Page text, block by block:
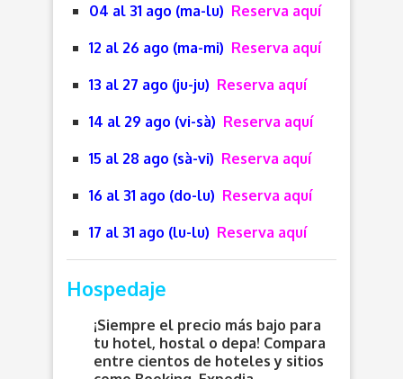
04 al 31 ago (ma-lu) Reserva aquí
12 al 26 ago (ma-mi) Reserva aquí
13 al 27 ago (ju-ju) Reserva aquí
14 al 29 ago (vi-sà) Reserva aquí
15 al 28 ago (sà-vi) Reserva aquí
16 al 31 ago (do-lu) Reserva aquí
17 al 31 ago (lu-lu) Reserva aquí
Hospedaje
¡Siempre el precio más bajo para
tu hotel, hostal o depa! Compara
entre cientos de hoteles y sitios